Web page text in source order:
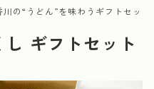
の“うどん”を味わうギフトセッ
ギフトセット